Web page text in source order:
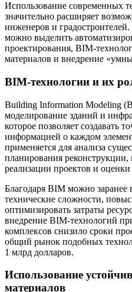
Использование современных
значительно расширяет
инженеров и
можно выделить
проектирования, BIM-
материалов и внедрение
BIM-технологии и их
Building Information Modeling
моделирование зданий и
которое позволяет создавать
информацией о каждом
применяется для анализа
планирования
реализации проектов и оценки
Благодаря BIM можно
технические сложности,
оптимизировать затраты
внедрение BIM-технологий
комплексов снизило сроки
общий рынок подобных
1 млрд долларов.
Использование
материалов